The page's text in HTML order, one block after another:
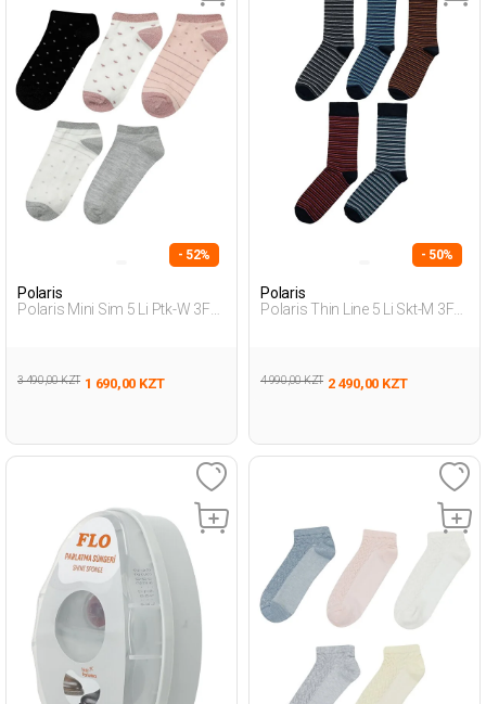
- 52%
Polaris
Polaris Mini Sim 5 Li Ptk-W 3Fx
3 490,00 KZT 1 690,00 KZT
- 50%
Polaris
Polaris Thin Line 5 Li Skt-M 3Fx
4 990,00 KZT 2 490,00 KZT